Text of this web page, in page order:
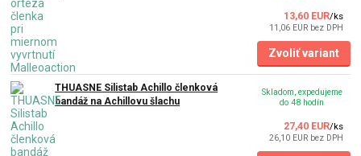
13,60 EUR/ks
11,06 EUR bez DPH
Zvoliť variant
THUASNE Silistab Achillo členková
bandáž na Achillovu šlachu
27,40 EUR/ks
26,10 EUR bez DPH
Skladom, expedujeme
do 48 hodín